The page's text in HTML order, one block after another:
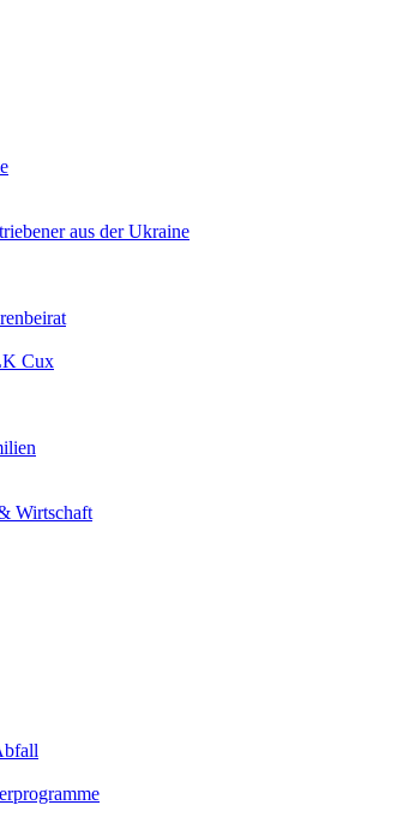
aus der Ukraine
Cux
Wirtschaft